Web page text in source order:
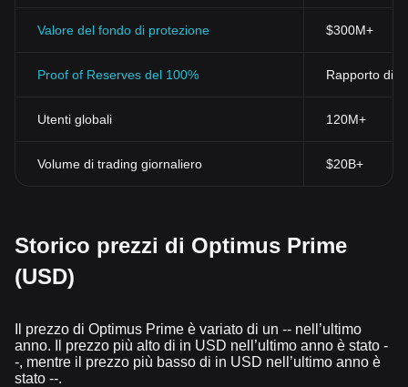
Valore del fondo di protezione $300M+
Proof of Reserves del 100% Rapporto di
Utenti globali 120M+
Volume di trading giornaliero $20B+
Storico prezzi di Optimus Prime
(USD)
Il prezzo di Optimus Prime è variato di un -- nell’ultimo
anno. Il prezzo più alto di in USD nell’ultimo anno è stato -
-, mentre il prezzo più basso di in USD nell’ultimo anno è
stato --.